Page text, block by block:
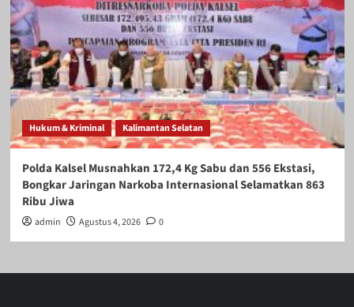
Hukum & Kriminal Kalimantan Selatan
Polda Kalsel Musnahkan 172,4 Kg Sabu dan 556 Ekstasi,
Bongkar Jaringan Narkoba Internasional Selamatkan 863
Ribu Jiwa
admin Agustus 4, 2026 0